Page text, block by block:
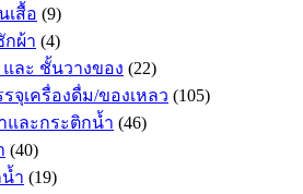
เสื้อ (9)
กผ้า (4)
ละ ชั้นวางของ (22)
เครื่องดื่ม/ของเหลว (105)
และกระติกน้ำ (46)
(40)
น้ำ (19)